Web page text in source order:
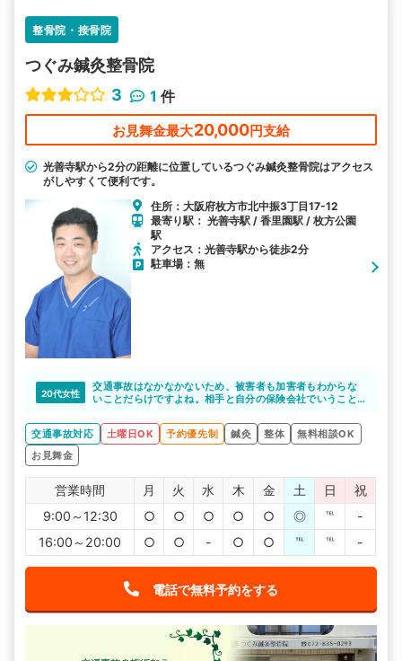
整骨院・接骨院
つぐみ鍼灸整骨院
3
1 件
お見舞金最大20,000円支給
光善寺駅から2分の距離に位置しているつぐみ鍼灸整骨院はアクセス
がしやすくて便利です。
住所：大阪府枚方市北中振3丁目17-12
最寄り駅： 光善寺駅 / 香里園駅 / 枚方公園
駅
アクセス：光善寺駅から徒歩2分
駐車場：無
20代女性
交通事故はなかなかないため、被害者も加害者もわからな
いことだらけですよね。相手と自分の保険会社でいうこと
る、交通事故の対応に特化した整骨院は、とても心強いも
のです。つぐみ鍼灸整骨院はその点とても頼りになり、綺
交通事故対応 土曜日OK 予約優先制 鍼灸 整体
無料相談OK
お見舞金
営業時間 月 火 水 木 金 土 日
祝
9:00～12:30
○ ○ ○ ○ ○ ◎ ℡
-
16:00～20:00
○ ○ - ○ ○ ℡ ℡ -
電話で無料予約をする